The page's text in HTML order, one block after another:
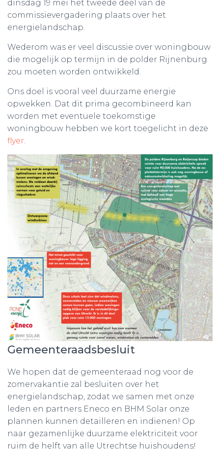
dinsdag 19 mei het tweede deel van de
commissievergadering plaats over het
energielandschap.
Wederom was er veel discussie over woningbouw
die mogelijk op termijn in de polder Rijnenburg
zou moeten worden ontwikkeld.
Ons doel is vooral veel duurzame energie
opwekken. Dat dit prima gecombineerd kan
worden met eventuele toekomstige
woningbouw hebben we kort toegelicht in deze
flyer
Gemeenteraadsbesluit
We hopen dat de gemeenteraad nog voor de
zomervakantie zal besluiten over het
energielandschap, zodat we samen met onze
leden en partners Eneco en BHM Solar onze
plannen kunnen detailleren en indienen! Op
naar gezamenlijke duurzame elektriciteit voor
ruim de helft van alle Utrechtse huishoudens!